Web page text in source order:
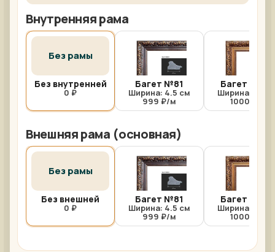
Внутренняя рама
Без рамы
Без внутренней
0 ₽
Багет №81
Ширина: 4.5 см
999 ₽/м
Багет №81/
Ширина: 4.5
1000 ₽/м
Внешняя рама (основная)
Без рамы
Без внешней
0 ₽
Багет №81
Ширина: 4.5 см
999 ₽/м
Багет №81/
Ширина: 4.5
1000 ₽/м